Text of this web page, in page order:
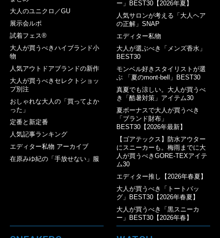
大人のユニクロ／GU
展示会ルポ
試着フェス®︎
大人が買うべきハイブランド小
物
人気アウトドアブランドの新作
大人が買うべきセレクトショッ
プ別注
おしゃれな大人の「買ってよか
った」
定番と新定番
人気記事ランキング
エディター私物 アーカイブ
在原みゆ紀の「手放せない」服
ー」BEST30【2026年夏】
人気サロンが考える「大人ヘア
の正解」SNAP
エディター私物
大人が選ぶべき「メンズ香水」
BEST30
モンベル好きスタイリストが選
ぶ 「夏のmont-bell」BEST30
真夏でも涼しい。大人が買うべ
き「酷暑対策」アイテム30
夏ボーナスで大人が買うべき
「ブランド財布」
BEST30【2026年最新】
【ゴアテックス】防水アウター
にスニーカーも。梅雨までに大
人が買うべきGORE-TEXアイテ
ム30
エディター推し【2026年春夏】
大人が買うべき「トートバッ
グ」BEST30【2026年春夏】
大人が買うべき「黒スニーカ
ー」BEST30【2026年春】